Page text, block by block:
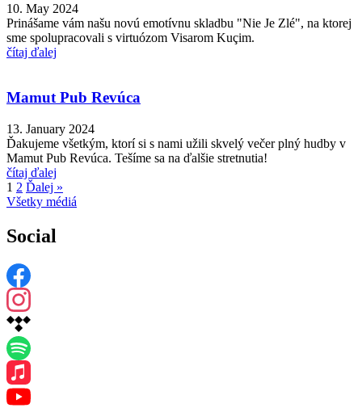
10. May 2024
Prinášame vám našu novú emotívnu skladbu "Nie Je Zlé", na ktorej
sme spolupracovali s virtuózom Visarom Kuçim.
čítaj ďalej
Mamut Pub Revúca
13. January 2024
Ďakujeme všetkým, ktorí si s nami užili skvelý večer plný hudby v
Mamut Pub Revúca. Tešíme sa na ďalšie stretnutia!
čítaj ďalej
1 2 Ďalej »
Všetky médiá
Social